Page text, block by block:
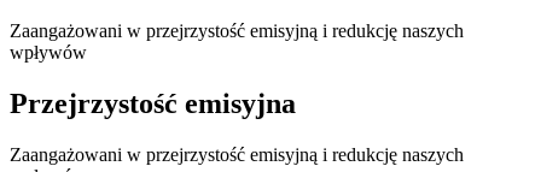
Zaangażowani w przejrzystość emisyjną i redukcję naszych
wpływów
Przejrzystość emisyjna
Zaangażowani w przejrzystość emisyjną i redukcję naszych